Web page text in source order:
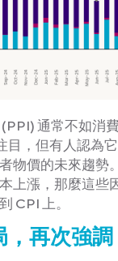
通常不如消
目，但有人認為
物價的未來趨勢
上漲，那麼這些
CPI 上。
，再次強調